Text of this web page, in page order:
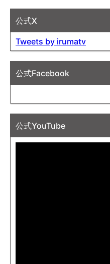
公式X
Tweets by irumatv
公式Facebook
公式YouTube